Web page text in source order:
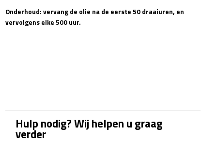
Onderhoud: vervang de olie na de eerste 50 draaiuren, en
vervolgens elke 500 uur.
Hulp nodig? Wij helpen u graag
verder